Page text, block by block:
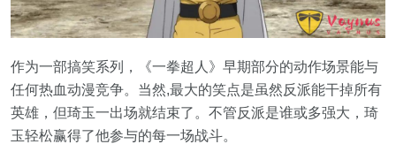
作为一部搞笑系列，《一拳超人》早期部分的动作场景能与
任何热血动漫竞争。当然,最大的笑点是虽然反派能干掉所有
英雄，但琦玉一出场就结束了。不管反派是谁或多强大，琦
玉轻松赢得了他参与的每一场战斗。